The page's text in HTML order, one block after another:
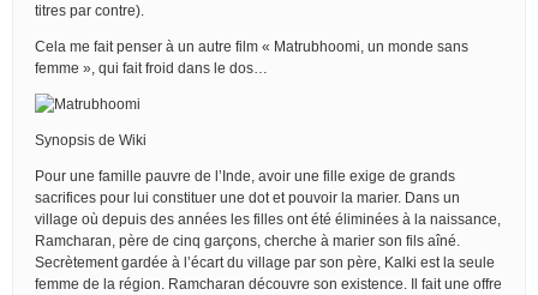
titres par contre).
Cela me fait penser à un autre film « Matrubhoomi, un monde sans
femme », qui fait froid dans le dos…
Synopsis de Wiki
Pour une famille pauvre de l’Inde, avoir une fille exige de grands
sacrifices pour lui constituer une dot et pouvoir la marier. Dans un
village où depuis des années les filles ont été éliminées à la naissance,
Ramcharan, père de cinq garçons, cherche à marier son fils aîné.
Secrètement gardée à l’écart du village par son père, Kalki est la seule
femme de la région. Ramcharan découvre son existence. Il fait une offre